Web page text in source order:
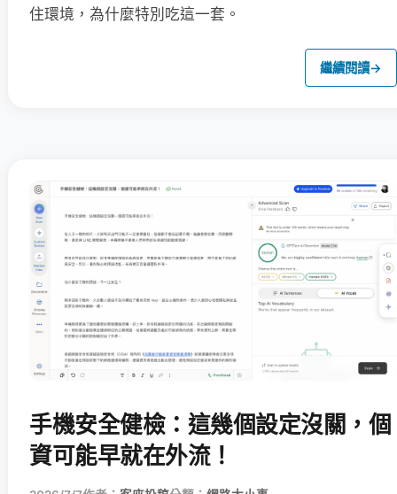
住環境，為什麼特別吃這一套。
繼續閱讀→
手機安全健檢：這幾個設定沒關，個
資可能早就在外流！